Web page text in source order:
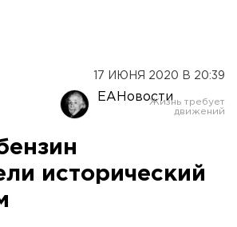
17 ИЮНЯ 2020 В 20:39
ЕАНовости
исторический